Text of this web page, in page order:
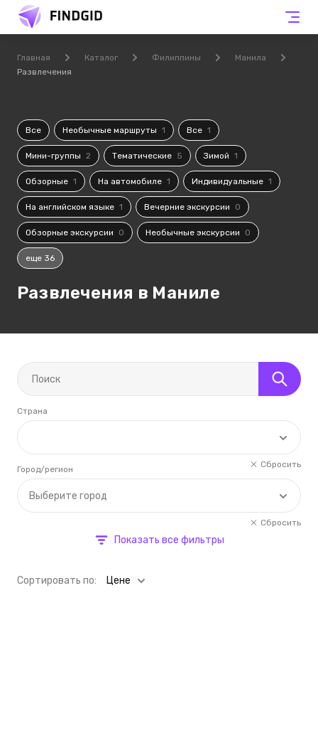
Главная Каталог Филиппины
Манила
Развлечения
Все Необычные маршруты 1 Все 1
Мини-группы 2 Тематические 5 Зимой 1
Обзорные 1 На автомобиле 1 Индивидуальные 1
На английском языке 1 Вечерние экскурсии 0
Обзорные экскурсии 0 Необычные экскурсии 0
еще 36
Развлечения в Маниле
Страна
Сбросить
Выберите город
Город/регион
Сбросить
Показать все фильтры
Cортировать по: Цене